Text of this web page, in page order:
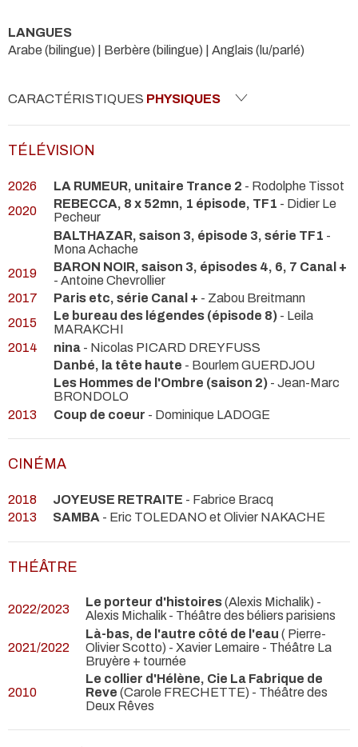
LANGUES
Arabe (bilingue) | Berbère (bilingue) | Anglais (lu/parlé)
CARACTÉRISTIQUES PHYSIQUES
TÉLÉVISION
2026 LA RUMEUR, unitaire Trance 2 - Rodolphe Tissot
2020
REBECCA, 8 x 52mn, 1 épisode, TF1 - Didier Le
Pecheur
BALTHAZAR, saison 3, épisode 3, série TF1 -
Mona Achache
2019
BARON NOIR, saison 3, épisodes 4, 6, 7 Canal +
- Antoine Chevrollier
2017
Paris etc, série Canal + - Zabou Breitmann
2015
Le bureau des légendes (épisode 8) - Leila
MARAKCHI
2014
nina - Nicolas PICARD DREYFUSS
Danbé, la tête haute - Bourlem GUERDJOU
Les Hommes de l'Ombre (saison 2) - Jean-Marc
BRONDOLO
2013
Coup de coeur - Dominique LADOGE
CINÉMA
2018 JOYEUSE RETRAITE - Fabrice Bracq
2013
SAMBA - Eric TOLEDANO et Olivier NAKACHE
THÉÂTRE
2022/2023 Le porteur d'histoires(Alexis Michalik) -
Alexis Michalik- Théâtre des béliers parisiens
2021/2022
Là-bas, de l'autre côté de l'eau ( Pierre-
Olivier Scotto) - Xavier Lemaire - Théâtre La
Bruyère + tournée
2010
Le collier d'Hélène, Cie La Fabrique de
Reve (Carole FRECHETTE) - Théâtre des
Deux Rêves